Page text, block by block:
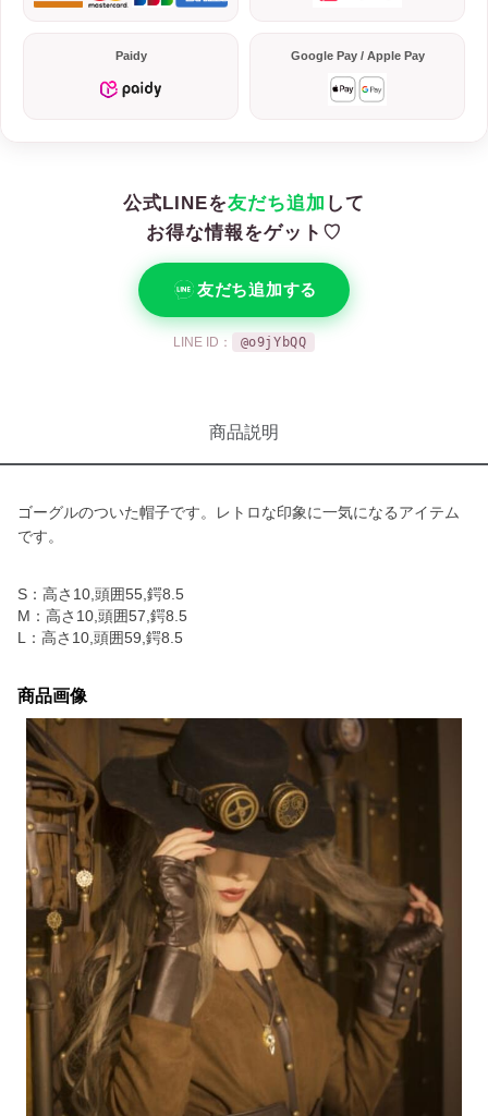
Paidy Google Pay / Apple Pay
公式LINEを友だち追加 して
お得な情報をゲット♡
友だち追加する
LINE ID： @o9jYbQQ
商品説明
ゴーグルのついた帽子です。レトロな印象に一気になるアイテム
です。
S：高さ10,頭囲55,鍔8.5
M：高さ10,頭囲57,鍔8.5
L：高さ10,頭囲59,鍔8.5
商品画像